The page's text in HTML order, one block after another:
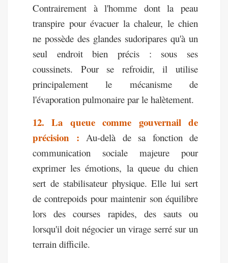
Contrairement à l'homme dont la peau
transpire pour évacuer la chaleur, le chien
ne possède des glandes sudoripares qu'à un
seul endroit bien précis : sous ses
coussinets. Pour se refroidir, il utilise
principalement le mécanisme de
l'évaporation pulmonaire par le halètement.
12. La queue comme gouvernail de
précision : Au-delà de sa fonction de
communication sociale majeure pour
exprimer les émotions, la queue du chien
sert de stabilisateur physique. Elle lui sert
de contrepoids pour maintenir son équilibre
lors des courses rapides, des sauts ou
lorsqu'il doit négocier un virage serré sur un
terrain difficile.